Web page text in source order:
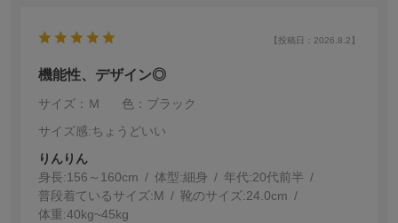
【投稿日：2026.8.2】
機能性、デザイン◎
サイズ：Ｍ
色：ブラック
サイズ感:ちょうどいい
りんりん
身長:156～160cm 体型:細身 年代:20代前半
普段着ているサイズ:M 靴のサイズ:24.0cm
体重:40kg~45kg